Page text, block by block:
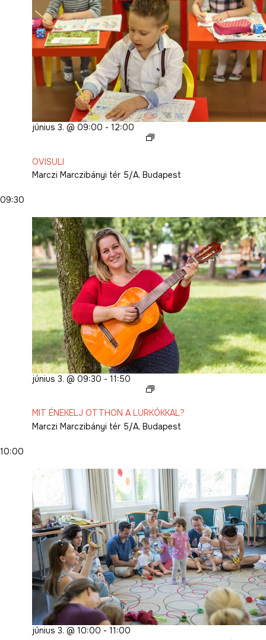
június 3. @ 09:00 - 12:00
2026.
I.
OVISULI
Marczi Marczibányi tér 5/A, Budapest
09:30
június 3. @ 09:30 - 11:50
ÉNEKELJ
OTTHON
A
MIT ÉNEKELJ OTTHON A LURKÓKKAL?
Marczi Marczibányi tér 5/A, Budapest
10:00
június 3. @ 10:00 - 11:00